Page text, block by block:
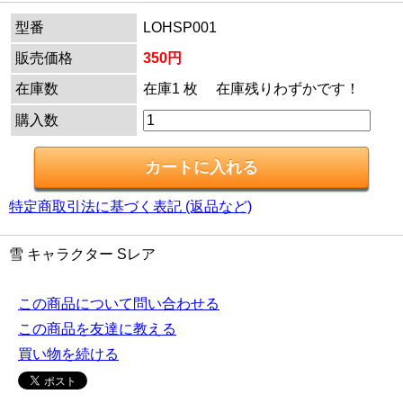
型番
LOHSP001
販売価格
350円
在庫数
在庫1 枚 在庫残りわずかです！
購入数
特定商取引法に基づく表記 (返品など)
雪 キャラクター Sレア
この商品について問い合わせる
この商品を友達に教える
買い物を続ける